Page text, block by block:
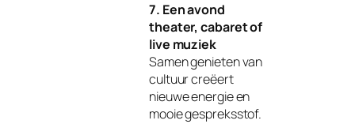
7. Een avond
theater, cabaret of
live muziek
Samen genieten van
cultuur creëert
nieuwe energie en
mooie gespreksstof.